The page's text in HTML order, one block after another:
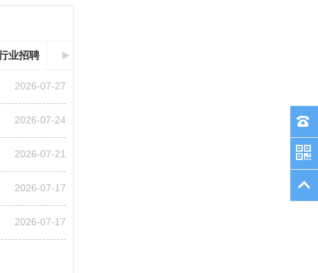
业招聘
2026-07-27
2026-07-24
2026-07-21
2026-07-17
2026-07-17